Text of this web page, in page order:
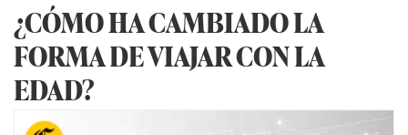
¿CÓMO HA CAMBIADO LA
FORMA DE VIAJAR CON LA
EDAD?